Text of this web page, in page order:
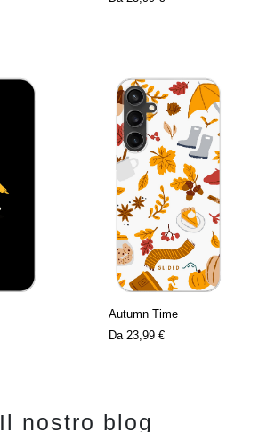
Autumn Time
Da 23,99 €
Il nostro blog